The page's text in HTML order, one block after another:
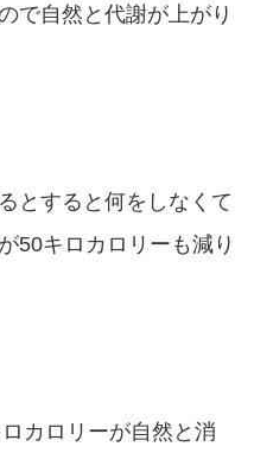
で自然と代謝が上がり
とすると何をしなくて
50キロカロリーも減り
カロリーが自然と消